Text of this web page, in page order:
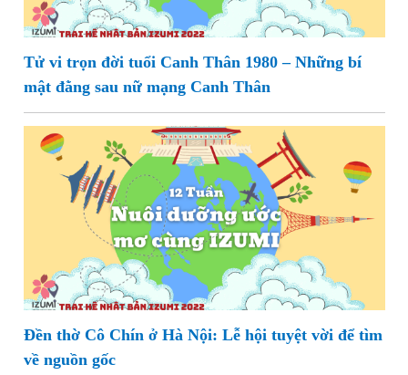
Tử vi trọn đời tuổi Canh Thân 1980 – Những bí
mật đằng sau nữ mạng Canh Thân
Đền thờ Cô Chín ở Hà Nội: Lễ hội tuyệt vời để tìm
về nguồn gốc